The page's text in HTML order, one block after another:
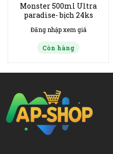
Monster 500ml Ultra
paradise- bịch 24ks
Đăng nhập xem giá
Còn hàng